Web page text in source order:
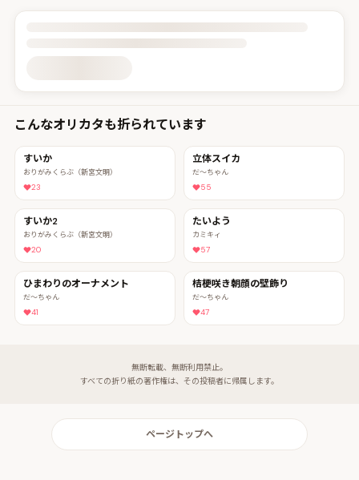
投稿詳細を読み込んでいます
こんなオリカタも折られています
すいか
おりがみくらぶ（新宮文明）
23
立体スイカ
だ〜ちゃん
55
すいか2
おりがみくらぶ（新宮文明）
20
たいよう
カミキィ
57
ひまわりのオーナメント
だ〜ちゃん
41
桔梗咲き朝顔の壁飾り
だ〜ちゃん
47
無断転載、無断利用禁止。
すべての折り紙の著作権は、その投稿者に帰属します。
ページトップへ